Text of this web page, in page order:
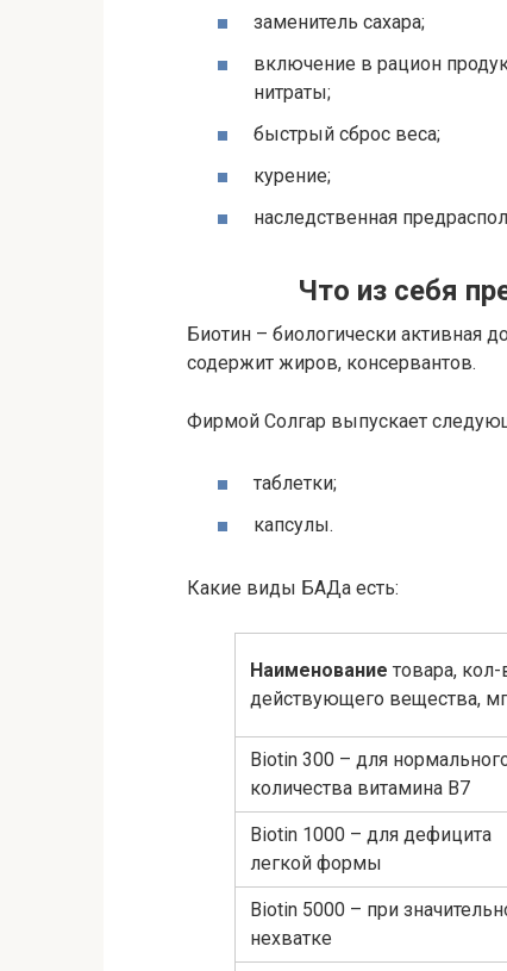
заменитель сахара;
включение в рацион
нитраты;
быстрый сброс веса;
курение;
наследственная
Что из себя
Биотин – биологически активная
содержит жиров, консервантов.
Фирмой Солгар выпускает
таблетки;
капсулы.
Какие виды БАДа есть:
Наименование товара, кол-
действующего вещества, мг
Biotin 300 – для
количества витамина В7
Biotin 1000 – для дефицита
легкой формы
Biotin 5000 – при
нехватке